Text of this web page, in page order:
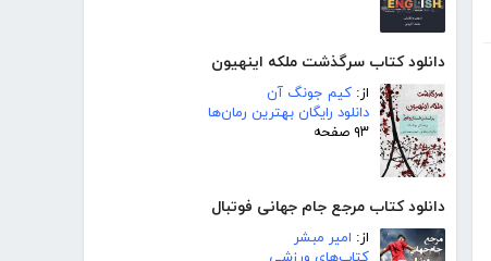
دانلود کتاب سرگذشت ملکه اینهیون
از: کیم جونگ آن
دانلود رایگان بهترین رمان‌ها
۹۳ صفحه
دانلود کتاب مرجع جام جهانی فوتبال
از: امیر مبشر